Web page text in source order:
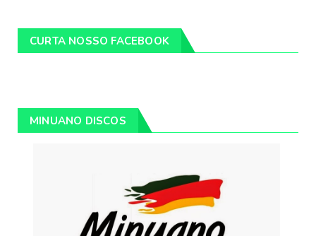
CURTA NOSSO FACEBOOK
MINUANO DISCOS